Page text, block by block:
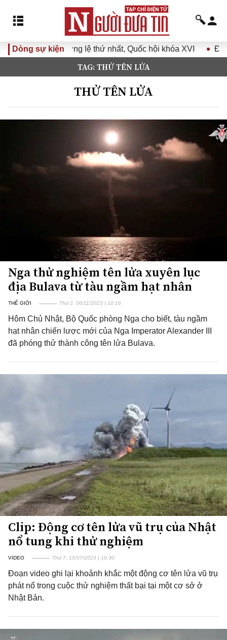
Dòng sự kiện
thứ nhất, Quốc hội khóa XVI Đưa Nghị quyết Đại hội
TAG: THỬ TÊN LỬA
THỬ TÊN LỬA
Nga thử nghiệm tên lửa xuyên lục
địa Bulava từ tàu ngầm hạt nhân
THẾ GIỚI Thứ 2, 06/11/2023 | 10:16
Hôm Chủ Nhật, Bộ Quốc phòng Nga cho biết, tàu ngầm
hạt nhân chiến lược mới của Nga Imperator Alexander III
đã phóng thử thành công tên lửa Bulava.
Clip: Động cơ tên lửa vũ trụ của Nhật
nổ tung khi thử nghiệm
VIDEO Thứ 7, 15/07/2023 | 10:30
Đoạn video ghi lại khoảnh khắc một động cơ tên lửa vũ trụ
phát nổ trong cuộc thử nghiệm thất bại tại một cơ sở ở
Nhật Bản.